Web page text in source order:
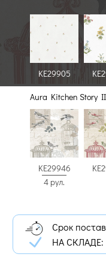
KE29905
Aura Kitchen Story
KE29946
4 рул.
Срок
НА СКЛАДЕ: